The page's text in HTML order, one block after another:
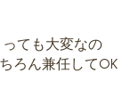
ても大変なの
ろん兼任してOK